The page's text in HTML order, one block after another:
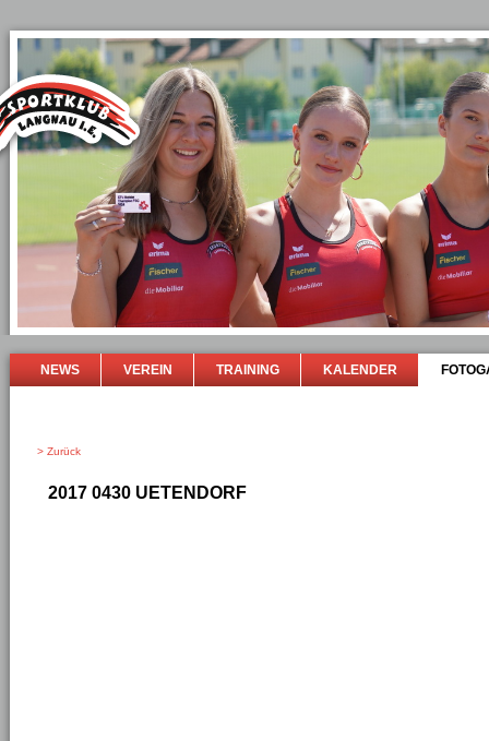
NEWS VEREIN TRAINING KALENDER
> Zurück
2017 0430 UETENDORF